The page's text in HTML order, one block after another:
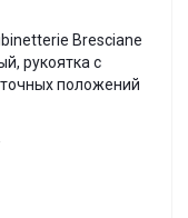
Bresciane
рукоятка с
положений